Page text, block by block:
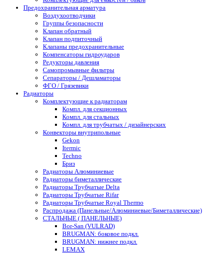
Предохранительная арматура
Воздухоотводчики
Группы безопасности
Клапан обратный
Клапан подпиточный
Клапаны предохранительные
Компенсаторы гидроударов
Редукторы давления
Самопромывные фильтры
Сепараторы / Дешламаторы
ФГО / Грязевики
Радиаторы
Комплектующие к радиаторам
Компл. для секционных
Компл. для стальных
Компл. для трубчатых / дизайнерских
Конвекторы внутрипольные
Gekon
Itermic
Techno
Бриз
Радиаторы Алюминиевые
Радиаторы биметаллические
Радиаторы Трубчатые Delta
Радиаторы Трубчатые Rifar
Радиаторы Трубчатые Royal Thermo
Распродажа (Панельные/Алюминиевые/Биметаллические)
СТАЛЬНЫЕ ( ПАНЕЛЬНЫЕ)
Bor-San (VULRAD)
BRUGMAN: боковое подкл.
BRUGMAN: нижнее подкл.
LEMAX